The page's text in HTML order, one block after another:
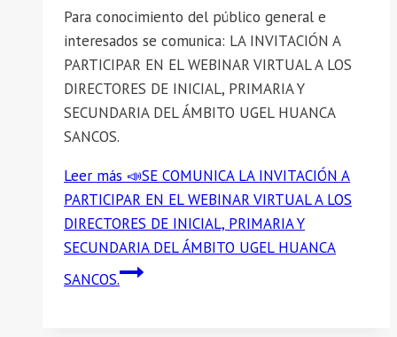
Para conocimiento del público general e
interesados se comunica: LA INVITACIÓN A
PARTICIPAR EN EL WEBINAR VIRTUAL A LOS
DIRECTORES DE INICIAL, PRIMARIA Y
SECUNDARIA DEL ÁMBITO UGEL HUANCA
SANCOS.
Leer más 📣SE COMUNICA LA INVITACIÓN A
PARTICIPAR EN EL WEBINAR VIRTUAL A LOS
DIRECTORES DE INICIAL, PRIMARIA Y
SECUNDARIA DEL ÁMBITO UGEL HUANCA
SANCOS.